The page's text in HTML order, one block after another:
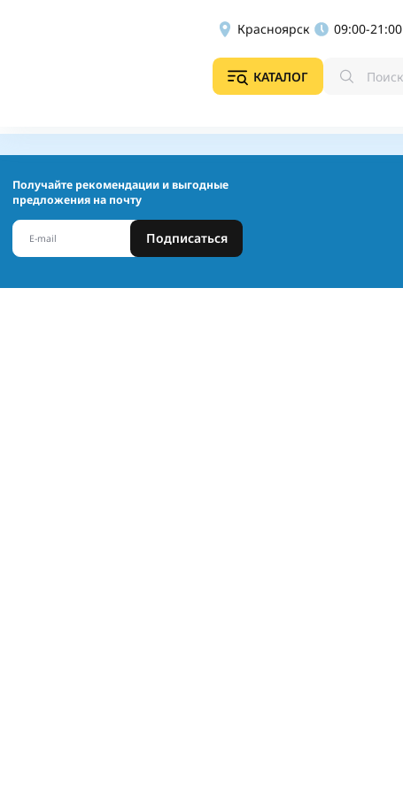
Красноярск 09:00-21:00
КАТАЛОГ
Получайте рекомендации и выгодные
предложения на почту
Подписаться